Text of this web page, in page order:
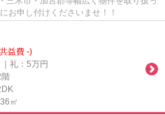
お申し付けくださいませ！！
益費 -)
礼：5万円
階
㎡